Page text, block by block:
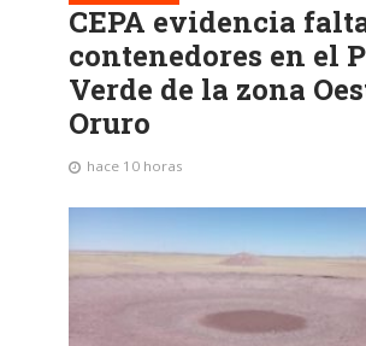
CEPA evidencia
contenedores en el
Verde de la zona
Oruro
hace 10 horas